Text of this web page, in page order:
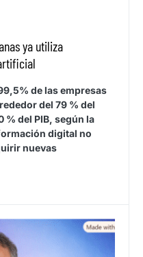
ya utiliza
de las empresas
del 79 % del
% del PIB, según la
digital no
nuevas